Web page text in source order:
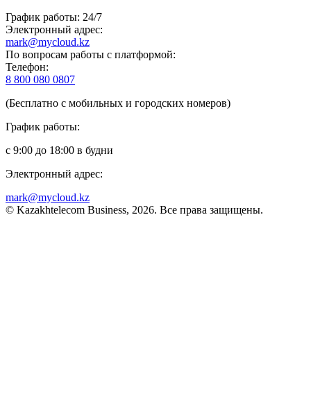
График работы: 24/7
Электронный адрес:
mark@mycloud.kz
По вопросам работы с платформой:
Телефон:
8 800 080 0807
(Бесплатно с мобильных и городских номеров)
График работы:
с 9:00 до 18:00 в будни
Электронный адрес:
mark@mycloud.kz
© Kazakhtelecom Business, 2026. Все права защищены.